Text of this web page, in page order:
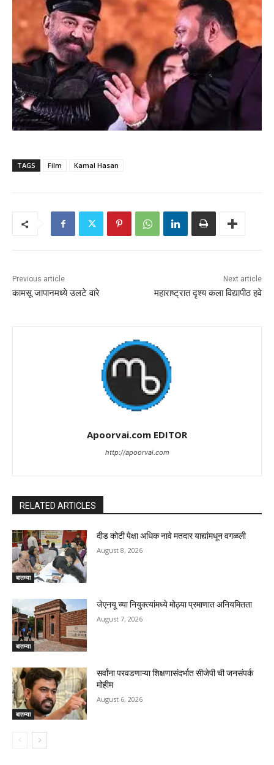
TAGS Film Kamal Hasan
Previous article
कामसू जापानमध्ये उलटे वारे
Next article
महाराष्ट्रात दृश्य कला विद्यापीठ हवे
Apoorvai.com EDITOR
http://apoorvai.com
RELATED ARTICLES
बातम्या
दीड कोटी पेक्षा अधिक नावे मतदार याद्यांमधून वगळली
August 8, 2026
बातम्या
जेएनयू च्या नियुक्त्यांमध्ये मोठ्या प्रमाणात अनियमितता
August 7, 2026
बातम्या
सर्वांना परवडणाऱ्या शिक्षणासंदर्भात सीजेपी ची जनसंपर्क
मोहीम
August 6, 2026